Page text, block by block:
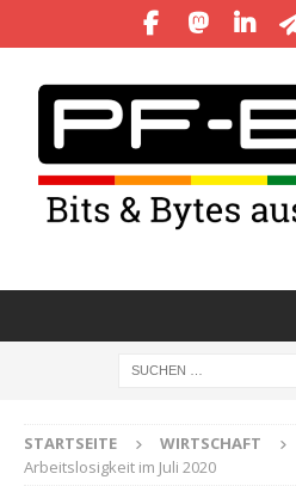
STARTSEITE WIRTSCHAFT
Arbeitslosigkeit im Juli 2020